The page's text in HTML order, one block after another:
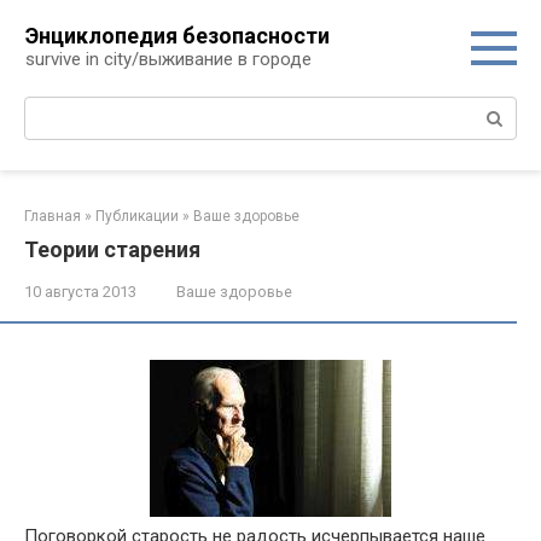
контенту
Энциклопедия безопасности
survive in city/выживание в городе
Поиск:
Главная » Публикации » Ваше здоровье
Теории старения
10 августа 2013 Ваше здоровье
Поговоркой старость не радость исчерпывается наше